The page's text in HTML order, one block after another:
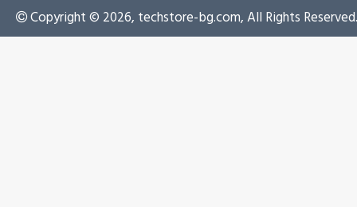
Copyright © 2026, techstore-bg.com, All Rights Reserved.